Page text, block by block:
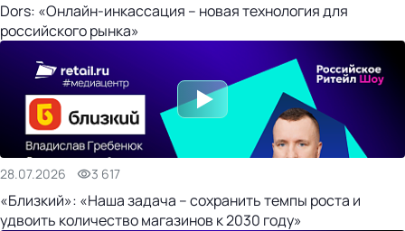
Dors: «Онлайн-инкассация – новая технология для
российского рынка»
28.07.2026 3 617
«Близкий»: «Наша задача – сохранить темпы роста и
удвоить количество магазинов к 2030 году»